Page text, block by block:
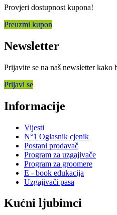
Provjeri dostupnost kupona!
Preuzmi kupon
Newsletter
Prijavite se na naš newsletter kako
Prijavi se
Informacije
Vijesti
N°1 Oglasnik cjenik
Postani prodavač
Program za uzgajivače
Program za groomere
E - book edukacija
Uzgajivači pasa
Kućni ljubimci